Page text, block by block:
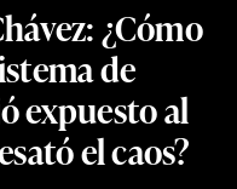
¿Cómo
de
expuesto al
el caos?